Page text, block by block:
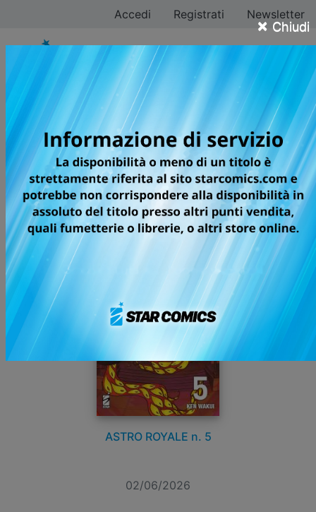
× Chiudi
Accedi Registrati Newsletter
Ken Wakui
Tutti i fumetti
ASTRO ROYALE n. 5
02/06/2026